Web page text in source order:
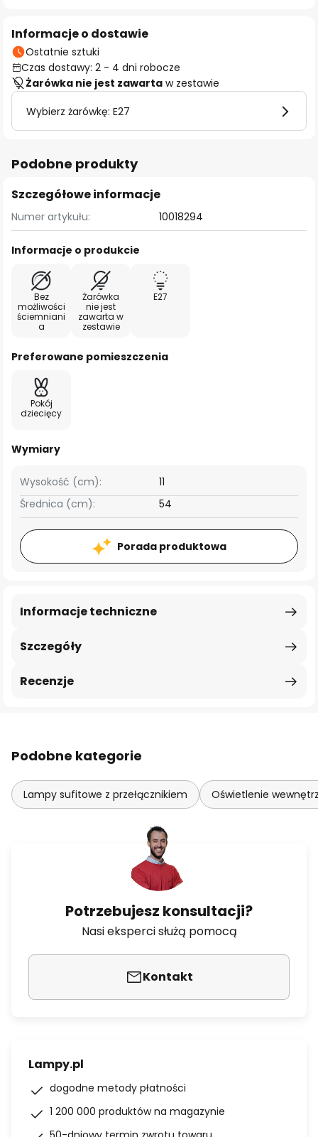
Informacje o dostawie
Ostatnie sztuki
Czas dostawy: 2 - 4 dni robocze
Żarówka nie jest zawarta w zestawie
Wybierz żarówkę: E27
Podobne produkty
Szczegółowe informacje
Numer artykułu: 10018294
Informacje o produkcie
Bez
możliwości
ściemniani
a
Żarówka
nie jest
zawarta w
zestawie
E27
Preferowane pomieszczenia
Pokój
dziecięcy
Wymiary
Wysokość (cm):
11
Średnica (cm):
54
Porada produktowa
Szczegóły
Informacje techniczne
Recenzje
Podobne kategorie
Lampy sufitowe z przełącznikiem Oświetlenie
Potrzebujesz konsultacji?
Nasi eksperci służą pomocą
Kontakt
Lampy.pl
dogodne metody płatności
1 200 000 produktów na magazynie